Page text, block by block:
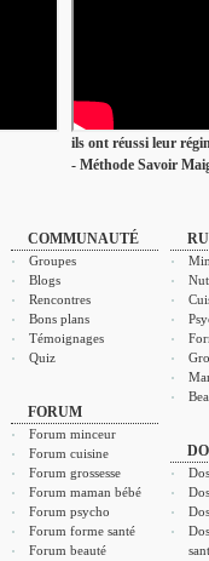
ils ont réussi leur
- Méthode Savoir
COMMUNAUTÉ
Groupes
Blogs
Rencontres
Bons plans
Témoignages
Quiz
FORUM
Forum minceur
Forum cuisine
Forum grossesse
Forum maman bébé
Forum psycho
Forum forme santé
Forum beauté